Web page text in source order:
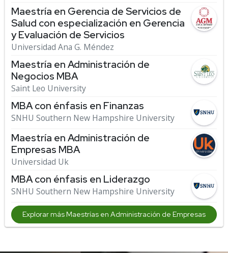
Maestría en Gerencia de Servicios de
Salud con especialización en Gerencia
y Evaluación de Servicios
Universidad Ana G. Méndez
Maestría en Administración de
Negocios MBA
Saint Leo University
MBA con énfasis en Finanzas
SNHU Southern New Hampshire University
Maestría en Administración de
Empresas MBA
Universidad Uk
MBA con énfasis en Liderazgo
SNHU Southern New Hampshire University
Explorar más Maestrías en Administración de Empresas